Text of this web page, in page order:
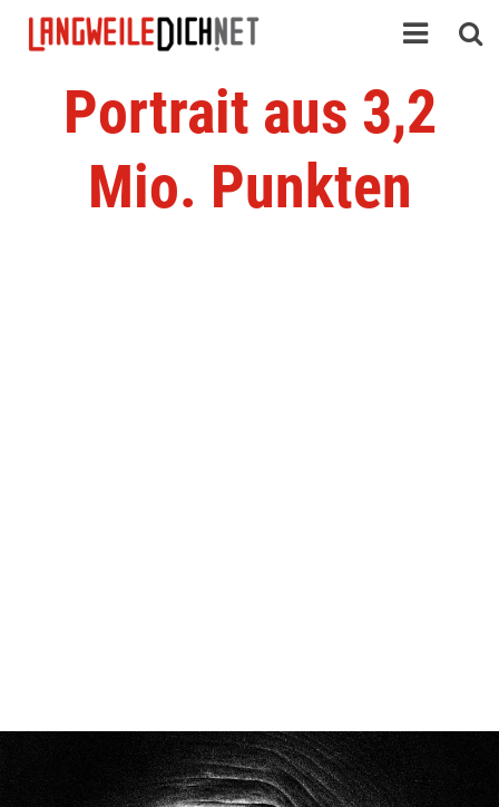
Portrait aus 3,2
Mio. Punkten